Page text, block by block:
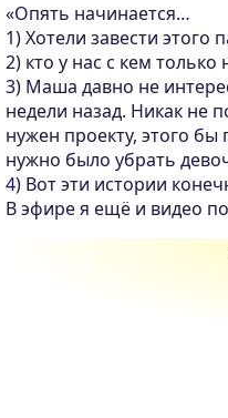
«Опять начинается…
1) Хотели завести этого
2) кто у нас с кем
3) Маша давно не
недели назад. Никак не
нужен проекту, этого
нужно было убрать
4) Вот эти истории
В эфире я ещё и видео